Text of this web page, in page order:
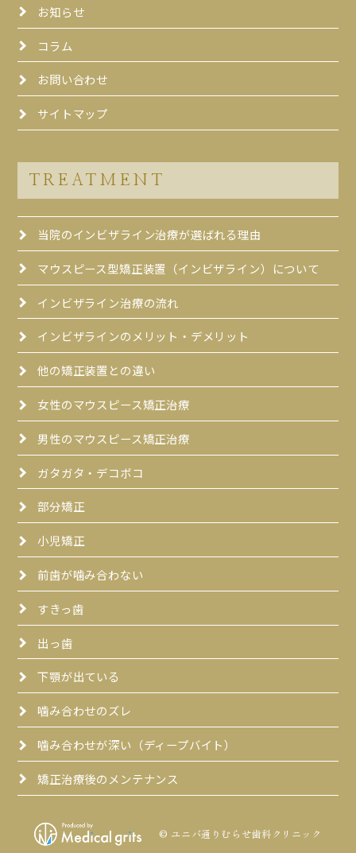
お知らせ
コラム
お問い合わせ
サイトマップ
TREATMENT
当院のインビザライン治療が選ばれる理由
マウスピース型矯正装置（インビザライン）について
インビザライン治療の流れ
インビザラインのメリット・デメリット
他の矯正装置との違い
女性のマウスピース矯正治療
男性のマウスピース矯正治療
ガタガタ・デコボコ
部分矯正
小児矯正
前歯が噛み合わない
すきっ歯
出っ歯
下顎が出ている
噛み合わせのズレ
噛み合わせが深い（ディープバイト）
矯正治療後のメンテナンス
© ユニバ通りむらせ歯科クリニック